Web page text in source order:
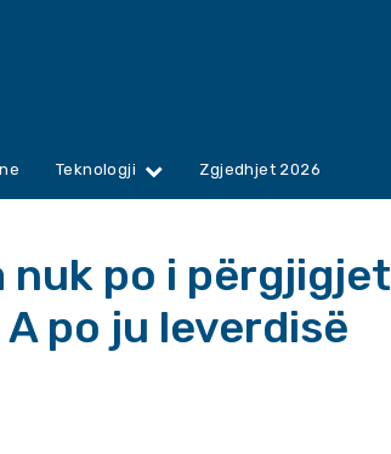
Teknologji Zgjedhjet 2026
nuk po i përgjigjet
po ju leverdisë